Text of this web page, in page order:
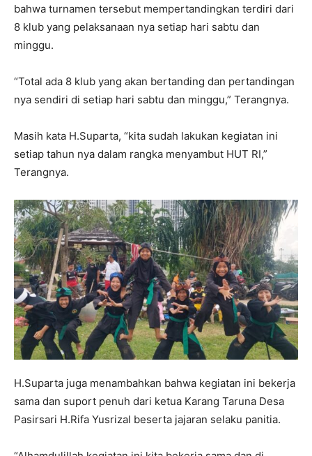
bahwa turnamen tersebut mempertandingkan terdiri dari
8 klub yang pelaksanaan nya setiap hari sabtu dan
minggu.
“Total ada 8 klub yang akan bertanding dan pertandingan
nya sendiri di setiap hari sabtu dan minggu,” Terangnya.
Masih kata H.Suparta, “kita sudah lakukan kegiatan ini
setiap tahun nya dalam rangka menyambut HUT RI,”
Terangnya.
H.Suparta juga menambahkan bahwa kegiatan ini bekerja
sama dan suport penuh dari ketua Karang Taruna Desa
Pasirsari H.Rifa Yusrizal beserta jajaran selaku panitia.